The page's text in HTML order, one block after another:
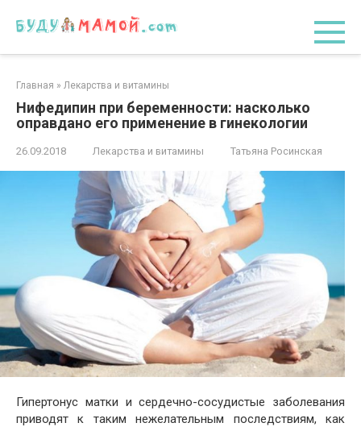
Главная » Лекарства и витамины
Нифедипин при беременности: насколько
оправдано его применение в гинекологии
26.09.2018 Лекарства и витамины Татьяна Росинская
Гипертонус матки и сердечно-сосудистые заболевания
приводят к таким нежелательным последствиям, как